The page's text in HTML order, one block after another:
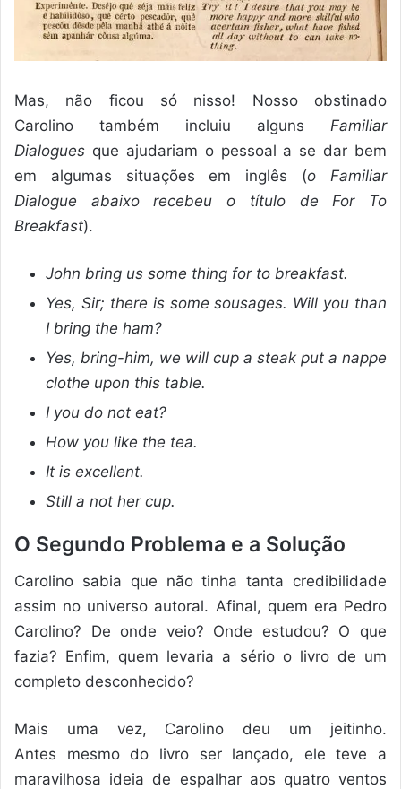
Mas, não ficou só nisso! Nosso obstinado
Carolino também incluiu alguns Familiar
Dialogues que ajudariam o pessoal a se dar bem
em algumas situações em inglês (o Familiar
Dialogue abaixo recebeu o título de For To
Breakfast).
John bring us some thing for to breakfast.
Yes, Sir; there is some sousages. Will you than
I bring the ham?
Yes, bring-him, we will cup a steak put a nappe
clothe upon this table.
I you do not eat?
How you like the tea.
It is excellent.
Still a not her cup.
O Segundo Problema e a Solução
Carolino sabia que não tinha tanta credibilidade
assim no universo autoral. Afinal, quem era Pedro
Carolino? De onde veio? Onde estudou? O que
fazia? Enfim, quem levaria a sério o livro de um
completo desconhecido?
Mais uma vez, Carolino deu um jeitinho.
Antes mesmo do livro ser lançado, ele teve a
maravilhosa ideia de espalhar aos quatro ventos